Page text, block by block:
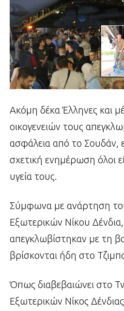
Ακόμη δέκα Έλληνες και
οικογενειών τους
ασφάλεια από το
σχετική ενημέρωση όλοι
υγεία τους.
Σύμφωνα με ανάρτηση
Εξωτερικών Νίκου
απεγκλωβίστηκαν με τη
βρίσκονται ήδη στο
Όπως διαβεβαιώνει στο
Εξωτερικών Νίκος Δένδιας